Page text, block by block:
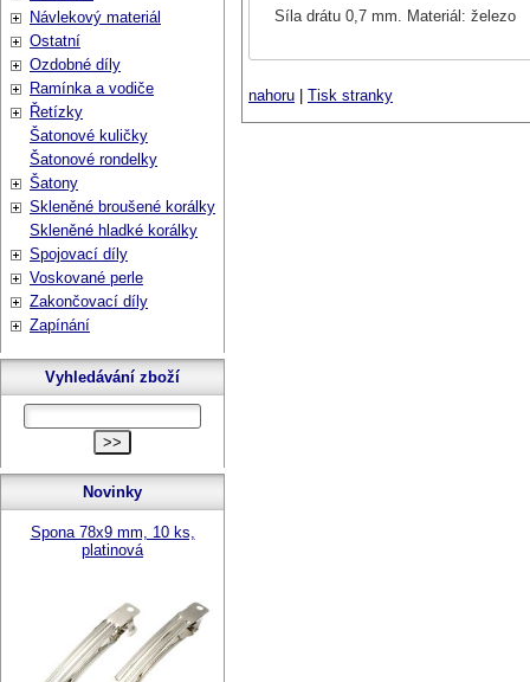
Síla drátu 0,7 mm. Materiál: železo
nahoru | Tisk stranky
Návlekový materiál
Ostatní
Ozdobné díly
Ramínka a vodiče
Řetízky
Šatonové kuličky
Šatonové rondelky
Šatony
Skleněné broušené korálky
Skleněné hladké korálky
Spojovací díly
Voskované perle
Zakončovací díly
Zapínání
Vyhledávání zboží
Novinky
Spona 78x9 mm, 10 ks,
platinová